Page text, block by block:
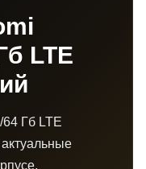
LTE
Гб LTE